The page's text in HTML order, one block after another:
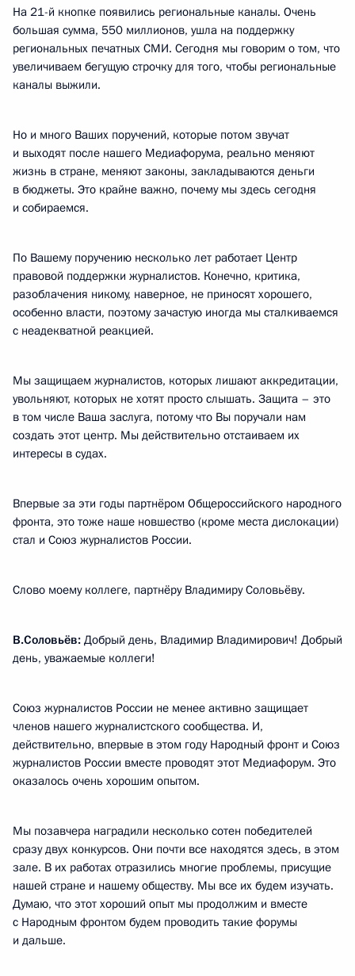
На 21-й кнопке появились региональные каналы. Очень
большая сумма, 550 миллионов, ушла на поддержку
региональных печатных СМИ. Сегодня мы говорим о том, что
увеличиваем бегущую строчку для того, чтобы региональные
каналы выжили.
Но и много Ваших поручений, которые потом звучат
и выходят после нашего Медиафорума, реально меняют
жизнь в стране, меняют законы, закладываются деньги
в бюджеты. Это крайне важно, почему мы здесь сегодня
и собираемся.
По Вашему поручению несколько лет работает Центр
правовой поддержки журналистов. Конечно, критика,
разоблачения никому, наверное, не приносят хорошего,
особенно власти, поэтому зачастую иногда мы сталкиваемся
с неадекватной реакцией.
Мы защищаем журналистов, которых лишают аккредитации,
увольняют, которых не хотят просто слышать. Защита – это
в том числе Ваша заслуга, потому что Вы поручали нам
создать этот центр. Мы действительно отстаиваем их
интересы в судах.
Впервые за эти годы партнёром Общероссийского народного
фронта, это тоже наше новшество (кроме места дислокации)
стал и Союз журналистов России.
Слово моему коллеге, партнёру Владимиру Соловьёву.
В.Соловьёв: Добрый день, Владимир Владимирович! Добрый
день, уважаемые коллеги!
Союз журналистов России не менее активно защищает
членов нашего журналистского сообщества. И,
действительно, впервые в этом году Народный фронт и Союз
журналистов России вместе проводят этот Медиафорум. Это
оказалось очень хорошим опытом.
Мы позавчера наградили несколько сотен победителей
сразу двух конкурсов. Они почти все находятся здесь, в этом
зале. В их работах отразились многие проблемы, присущие
нашей стране и нашему обществу. Мы все их будем изучать.
Думаю, что этот хороший опыт мы продолжим и вместе
с Народным фронтом будем проводить такие форумы
и дальше.